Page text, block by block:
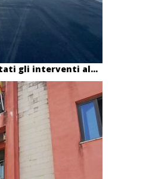
gli interventi al...